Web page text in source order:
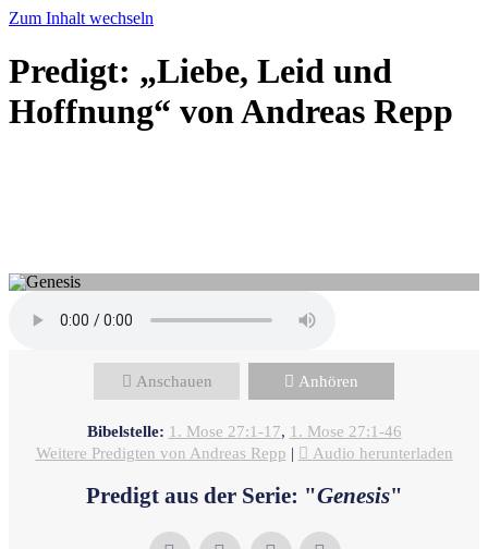
Zum Inhalt wechseln
Predigt: „Liebe, Leid und
Hoffnung“ von Andreas Repp
Anschauen Anhören
Bibelstelle: 1. Mose 27:1-17, 1. Mose 27:1-46
Weitere Predigten von Andreas Repp | Audio herunterladen
Predigt aus der Serie: "Genesis"